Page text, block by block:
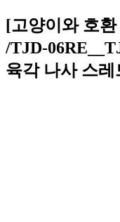
[고양이와 호
/TJD-
육각 나사 스레